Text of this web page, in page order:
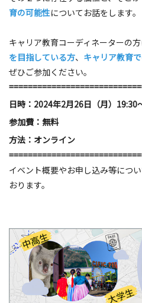
育の可能性についてお話をします。
キャリア教育コーディネーターの方
を目指している方、 キャリア教育
ぜひご参加ください。
日時：2024年2月26日（月）19:30
参加費：無料
方法：オンライン
イベント概要やお申し込み等につい
おります。